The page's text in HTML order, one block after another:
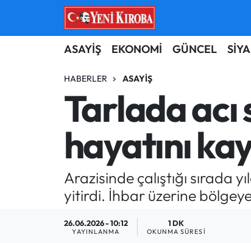
ASAYİŞ EKONOMİ GÜNCEL
HABERLER ASAYIŞ
Tarlada acı
hayatını
Arazisinde çalıştığı sırada
yitirdi. İhbar üzerine
26.06.2026 - 10:12
YAYINLANMA
1 DK
OKUNMA SÜRESI
ASAYİŞ
BİLİM-TEKNOLOJİ
EĞİTİM
EKONOMİ
GÜNCEL
Aydın Nöbetçi Eczaneler
Aydın Hava Durumu
Aydin Namaz Vakitleri
Aydın Trafik Yoğunluk Haritası
Süper Lig Puan Durumu ve Fikstür
Tüm Manşetler
Son Dakika Haberleri